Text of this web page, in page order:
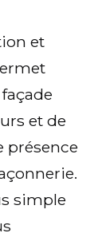
et
et de
présence
simple